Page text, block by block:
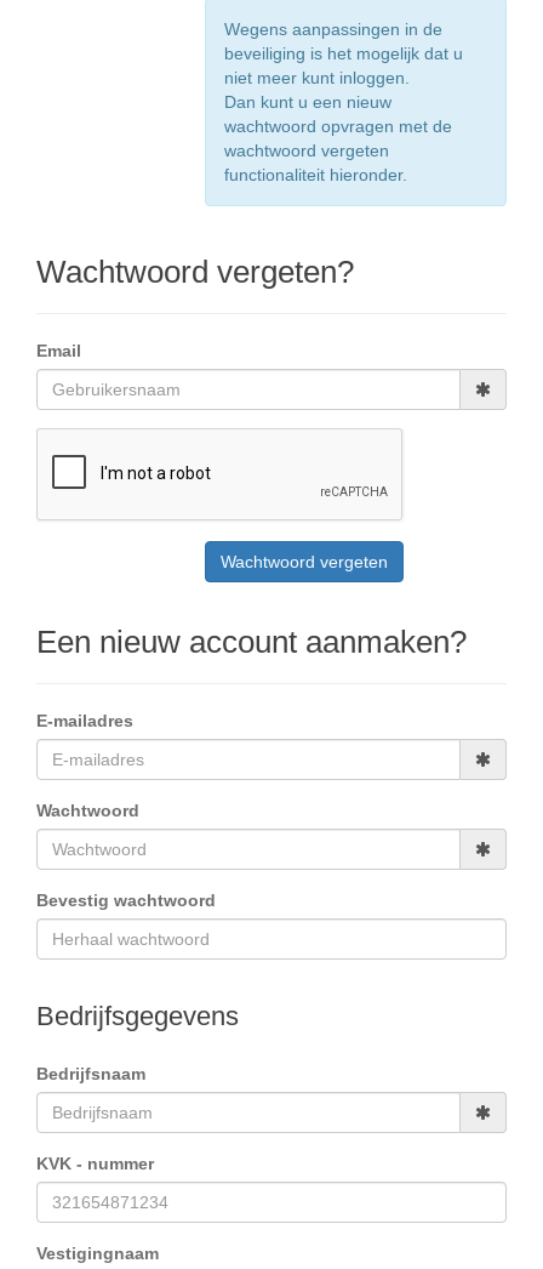
Wegens aanpassingen in de
beveiliging is het mogelijk dat u
niet meer kunt inloggen.
Dan kunt u een nieuw
wachtwoord opvragen met de
wachtwoord vergeten
functionaliteit hieronder.
Wachtwoord vergeten?
Email
Een nieuw account aanmaken?
E-mailadres
Wachtwoord
Bevestig wachtwoord
Bedrijfsgegevens
Bedrijfsnaam
KVK - nummer
Vestigingnaam